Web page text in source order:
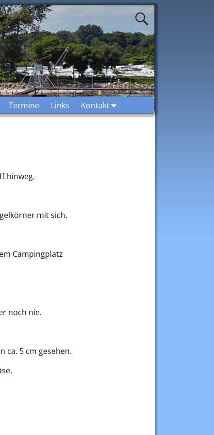
Termine Links Kontakt
hinweg.
mit sich.
Campingplatz
noch nie.
ca. 5 cm gesehen.